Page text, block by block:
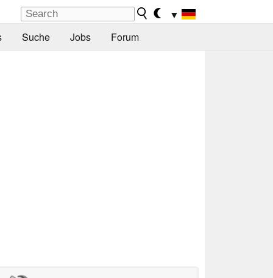
▼
Suche Jobs Forum